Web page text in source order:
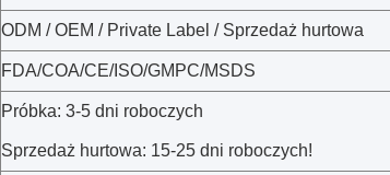
ODM / OEM / Private Label / Sprzedaż hurtowa
FDA/COA/CE/ISO/GMPC/MSDS
Próbka: 3-5 dni roboczych
Sprzedaż hurtowa: 15-25 dni roboczych!